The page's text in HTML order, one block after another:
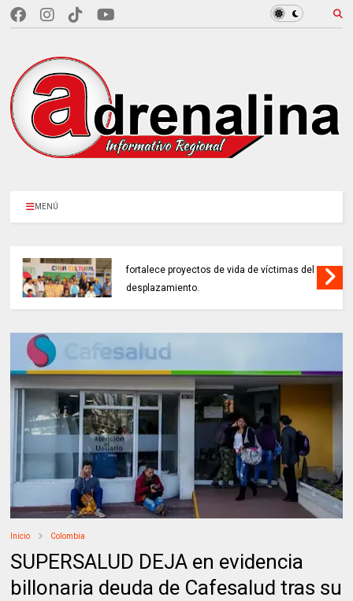
MENÚ
fortalece proyectos de vida de víctimas del
desplazamiento.
Inicio Colombia
SUPERSALUD DEJA en evidencia
billonaria deuda de Cafesalud tras su